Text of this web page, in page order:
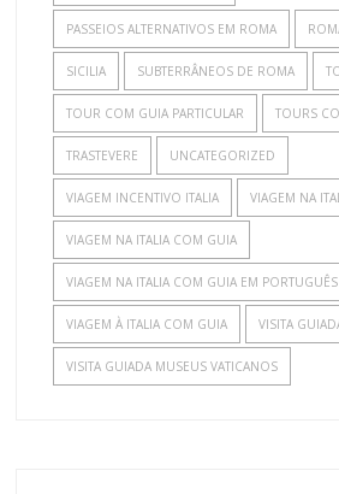
PASSEIOS ALTERNATIVOS EM ROMA
SICILIA SUBTERRÂNEOS DE ROMA
TOUR COM GUIA PARTICULAR TOURS
TRASTEVERE UNCATEGORIZED
VIAGEM INCENTIVO ITALIA VIAGEM NA
VIAGEM NA ITALIA COM GUIA
VIAGEM NA ITALIA COM GUIA EM PORTUGUÊS
VIAGEM À ITALIA COM GUIA VISITA
VISITA GUIADA MUSEUS VATICANOS